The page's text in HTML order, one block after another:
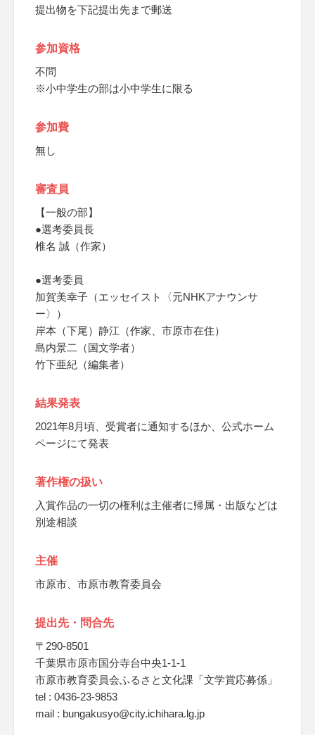
提出物を下記提出先まで郵送
参加資格
不問
※小中学生の部は小中学生に限る
参加費
無し
審査員
【一般の部】
●選考委員長
椎名 誠（作家）
●選考委員
加賀美幸子（エッセイスト〈元NHKアナウンサ
ー〉）
岸本（下尾）静江（作家、市原市在住）
島内景二（国文学者）
竹下亜紀（編集者）
結果発表
2021年8月頃、受賞者に通知するほか、公式ホーム
ページにて発表
著作権の扱い
入賞作品の一切の権利は主催者に帰属・出版などは
別途相談
主催
市原市、市原市教育委員会
提出先・問合先
〒290-8501
千葉県市原市国分寺台中央1-1-1
市原市教育委員会ふるさと文化課「文学賞応募係」
tel : 0436-23-9853
mail : bungakusyo@city.ichihara.lg.jp